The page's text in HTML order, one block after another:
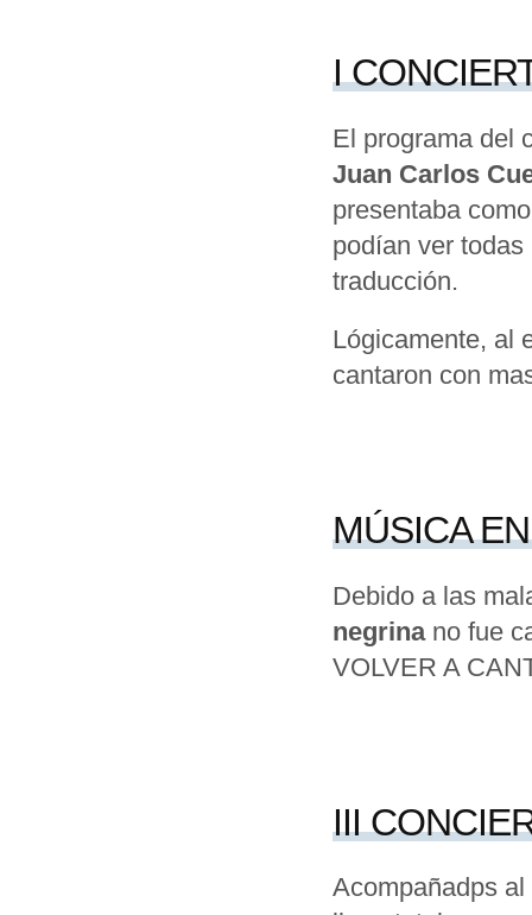
I
El programa del
Juan Carlos
presentaba
podían ver
traducción.
Lógicamente, al
cantaron con
MÚSICA
Debido a las
negrinano fue
VOLVER A
III
Acompañadps